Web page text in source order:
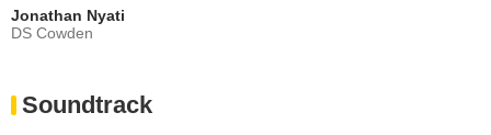
Jonathan Nyati
DS Cowden
Soundtrack